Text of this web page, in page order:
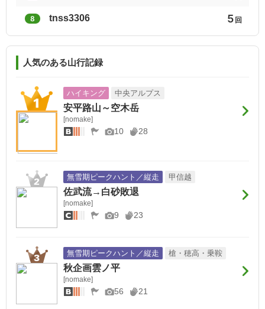
8 tnss3306 5 回
人気のある山行記録
ハイキング 中央アルプス
安平路山～空木岳
[nomake]
10 28
無雪期ピークハント／縦走 甲信越
佐武流→白砂敗退
[nomake]
9 23
無雪期ピークハント／縦走 槍・穂高・乗鞍
秋企画雲ノ平
[nomake]
56 21